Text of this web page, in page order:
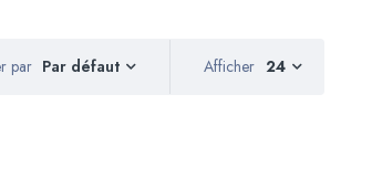
par Par défaut Afficher 24